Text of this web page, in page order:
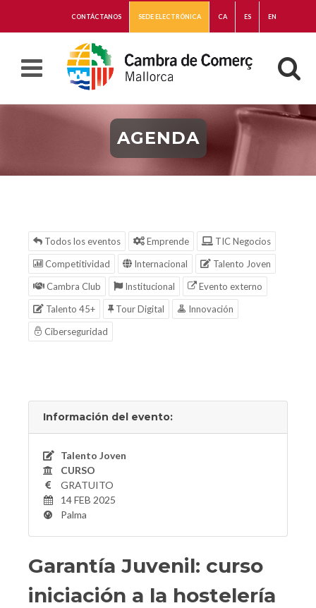
CONTÁCTANOS SEDE ELECTRÓNICA CA ES EN
AGENDA
Todos los eventos Emprende
TIC Negocios
Competitividad
Internacional
Talento Joven
Cambra Club
Institucional
Evento externo
Talento 45+
Tour Digital
Innovación
Ciberseguridad
Información del evento:
Talento Joven
CURSO
GRATUITO
14 FEB 2025
Palma
Garantía Juvenil: curso
iniciación a la hostelería